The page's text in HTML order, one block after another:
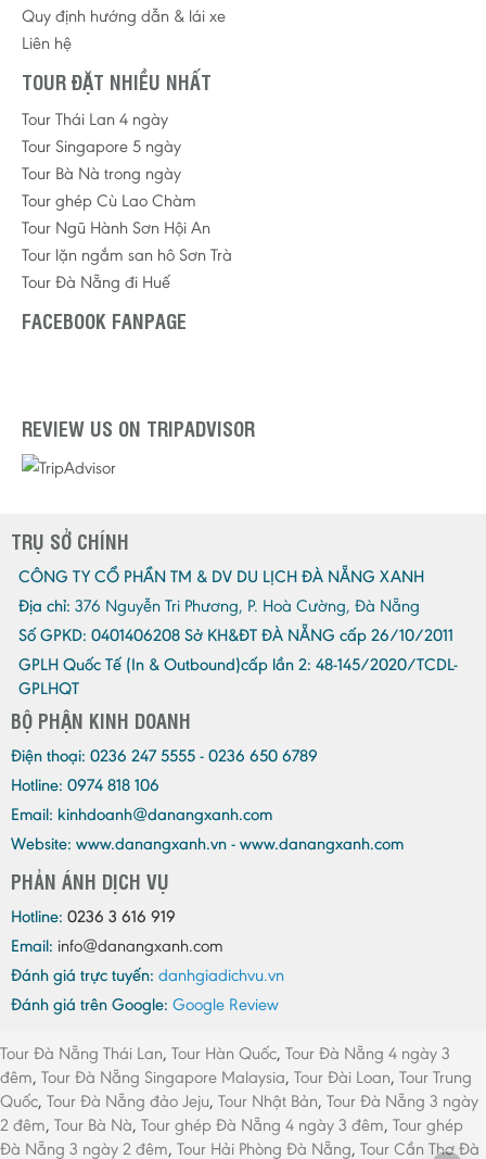
Quy định hướng dẫn & lái xe
Liên hệ
TOUR ĐẶT NHIỀU NHẤT
Tour Thái Lan 4 ngày
Tour Singapore 5 ngày
Tour Bà Nà trong ngày
Tour ghép Cù Lao Chàm
Tour Ngũ Hành Sơn Hội An
Tour lặn ngắm san hô Sơn Trà
Tour Đà Nẵng đi Huế
FACEBOOK FANPAGE
REVIEW US ON TRIPADVISOR
TRỤ SỞ CHÍNH
CÔNG TY CỔ PHẦN TM & DV DU LỊCH ĐÀ NẴNG XANH
Địa chỉ: 376 Nguyễn Tri Phương, P. Hoà Cường, Đà Nẵng
Số GPKD: 0401406208 Sở KH&ĐT ĐÀ NẴNG cấp 26/10/2011
GPLH Quốc Tế (In & Outbound)cấp lần 2: 48-145/2020/TCDL-
GPLHQT
BỘ PHẬN KINH DOANH
Điện thoại: 0236 247 5555 - 0236 650 6789
Hotline: 0974 818 106
Email: kinhdoanh@danangxanh.com
Website: www.danangxanh.vn - www.danangxanh.com
PHẢN ÁNH DỊCH VỤ
Hotline: 0236 3 616 919
Email: info@danangxanh.com
Đánh giá trực tuyến: danhgiadichvu.vn
Đánh giá trên Google: Google Review
Tour Đà Nẵng Thái Lan, Tour Hàn Quốc, Tour Đà Nẵng 4 ngày 3
đêm, Tour Đà Nẵng Singapore Malaysia, Tour Đài Loan, Tour Trung
Quốc, Tour Đà Nẵng đảo Jeju, Tour Nhật Bản, Tour Đà Nẵng 3 ngày
2 đêm, Tour Bà Nà, Tour ghép Đà Nẵng 4 ngày 3 đêm, Tour ghép
Đà Nẵng 3 ngày 2 đêm, Tour Hải Phòng Đà Nẵng, Tour Cần Thơ Đà